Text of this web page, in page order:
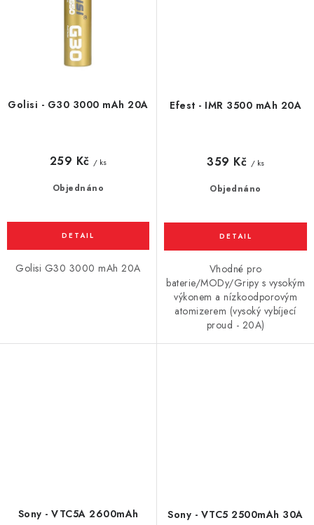
Golisi - G30 3000 mAh 20A
Objednáno
259 Kč / ks
Golisi G30 3000 mAh 20A
Efest - IMR 3500 mAh 20A
Objednáno
359 Kč / ks
Vhodné pro
baterie/MODy/Gripy s vysokým
výkonem a nízkoodporovým
atomizerem (vysoký vybíjecí
proud - 20A)
Sony - VTC5A 2600mAh
Sony - VTC5 2500mAh 30A